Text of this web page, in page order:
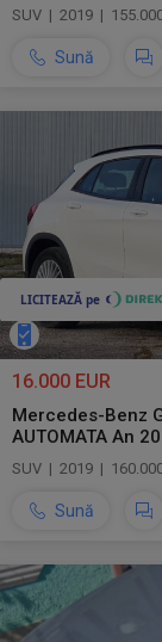
SUV | 2019 |
Sună
16.000 EUR
Mercedes-Benz
AUTOMATA An
SUV | 2019 |
Sună